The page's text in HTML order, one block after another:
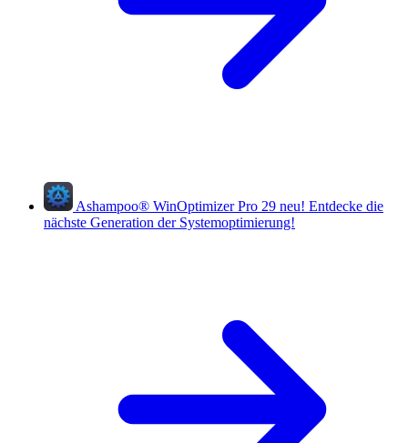
Ashampoo® WinOptimizer Pro 29 neu! Entdecke die
nächste Generation der Systemoptimierung!